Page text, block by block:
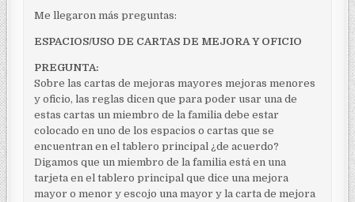
Me llegaron más preguntas:
ESPACIOS/USO DE CARTAS DE MEJORA Y OFICIO
PREGUNTA:
Sobre las cartas de mejoras mayores mejoras menores
y oficio, las reglas dicen que para poder usar una de
estas cartas un miembro de la familia debe estar
colocado en uno de los espacios o cartas que se
encuentran en el tablero principal ¿de acuerdo?
Digamos que un miembro de la familia está en una
tarjeta en el tablero principal que dice una mejora
mayor o menor y escojo una mayor y la carta de mejora